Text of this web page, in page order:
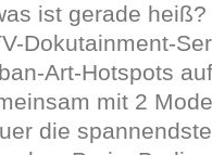
ist gerade
Dokutainment-
Art-Hotspots
mit 2
die